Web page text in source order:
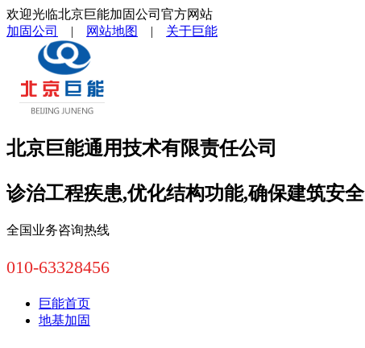
欢迎光临北京巨能加固公司官方网站
加固公司
| 网站地图 | 关于巨能
北京巨能通用技术有限责任公司
诊治工程疾患,优化结构功能,确保建筑安全
全国业务咨询热线
010-63328456
巨能首页
地基加固